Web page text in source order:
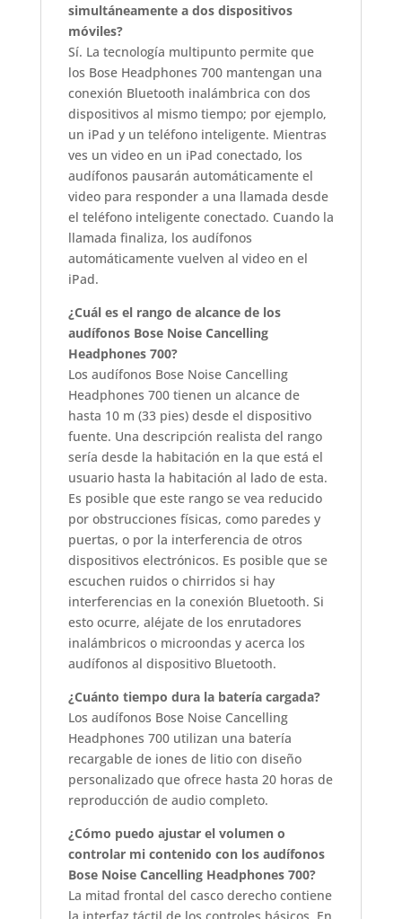
simultáneamente a dos dispositivos
móviles?
Sí. La tecnología multipunto permite que
los Bose Headphones 700 mantengan una
conexión Bluetooth inalámbrica con dos
dispositivos al mismo tiempo; por ejemplo,
un iPad y un teléfono inteligente. Mientras
ves un video en un iPad conectado, los
audífonos pausarán automáticamente el
video para responder a una llamada desde
el teléfono inteligente conectado. Cuando la
llamada finaliza, los audífonos
automáticamente vuelven al video en el
iPad.
¿Cuál es el rango de alcance de los
audífonos Bose Noise Cancelling
Headphones 700?
Los audífonos Bose Noise Cancelling
Headphones 700 tienen un alcance de
hasta 10 m (33 pies) desde el dispositivo
fuente. Una descripción realista del rango
sería desde la habitación en la que está el
usuario hasta la habitación al lado de esta.
Es posible que este rango se vea reducido
por obstrucciones físicas, como paredes y
puertas, o por la interferencia de otros
dispositivos electrónicos. Es posible que se
escuchen ruidos o chirridos si hay
interferencias en la conexión Bluetooth. Si
esto ocurre, aléjate de los enrutadores
inalámbricos o microondas y acerca los
audífonos al dispositivo Bluetooth.
¿Cuánto tiempo dura la batería cargada?
Los audífonos Bose Noise Cancelling
Headphones 700 utilizan una batería
recargable de iones de litio con diseño
personalizado que ofrece hasta 20 horas de
reproducción de audio completo.
¿Cómo puedo ajustar el volumen o
controlar mi contenido con los audífonos
Bose Noise Cancelling Headphones 700?
La mitad frontal del casco derecho contiene